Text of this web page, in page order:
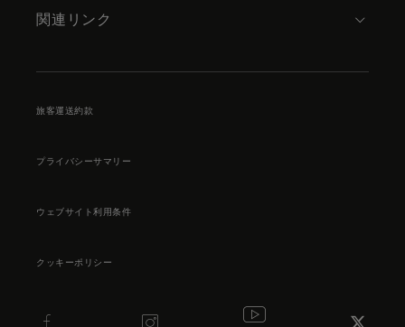
関連リンク
旅客運送約款
プライバシーサマリー
ウェブサイト利用条件
クッキーポリシー